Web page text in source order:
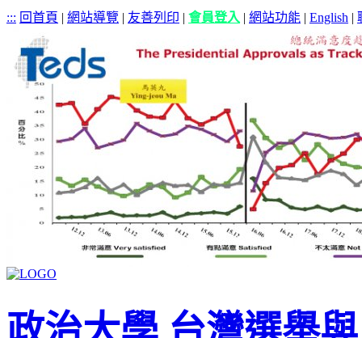
::: 回首頁 | 網站導覽 | 友善列印 | 會員登入 | 網站功能 | English |